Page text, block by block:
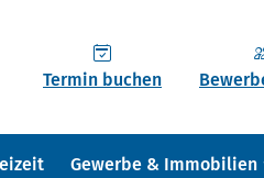
Termin buchen
Gewerbe & Immobilien